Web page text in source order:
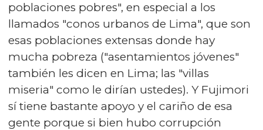
poblaciones pobres", en especial a los
llamados "conos urbanos de Lima", que son
esas poblaciones extensas donde hay
mucha pobreza ("asentamientos jóvenes"
también les dicen en Lima; las "villas
miseria" como le dirían ustedes). Y Fujimori
sí tiene bastante apoyo y el cariño de esa
gente porque si bien hubo corrupción